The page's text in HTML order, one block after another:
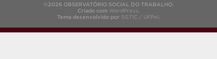
©2026 OBSERVATÓRIO SOCIAL DO TRABALHO.
Criado com WordPress.
Tema desenvolvido por SGTIC / UFPel .